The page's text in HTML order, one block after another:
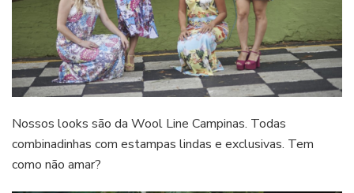
Nossos looks são da Wool Line Campinas. Todas
combinadinhas com estampas lindas e exclusivas. Tem
como não amar?